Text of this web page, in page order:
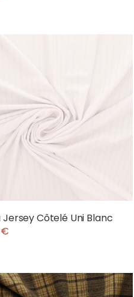
Jersey Côtelé Uni Blanc
€